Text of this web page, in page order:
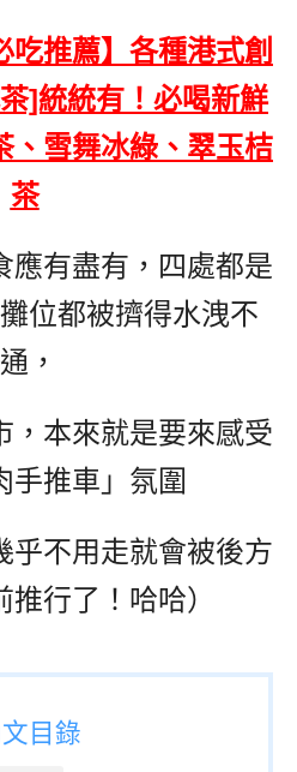
吃推薦】各種港式創
]統統有！必喝新鮮
、雪舞冰綠、翠玉桔
茶
應有盡有，四處都是
位都被擠得水洩不
通，
，本來就是要來感受
手推車」氛圍
乎不用走就會被後方
行了！哈哈）
目錄